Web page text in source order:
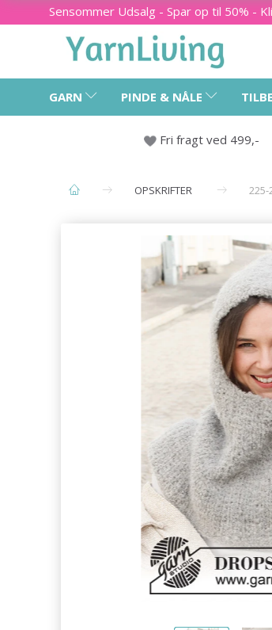
Sensommer Udsalg - Spar op til 50% -
GARN PINDE & NÅLE
Fri fragt ved 499,-
OPSKRIFTER 225-